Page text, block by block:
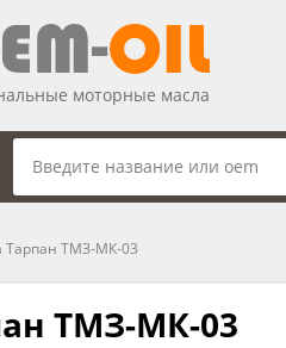
моторные масла
Тарпан ТМЗ-МК-03
ТМЗ-МК-03